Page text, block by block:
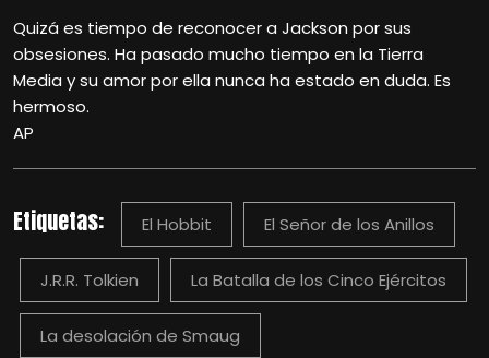
Quizá es tiempo de reconocer a Jackson por sus
obsesiones. Ha pasado mucho tiempo en la Tierra
Media y su amor por ella nunca ha estado en duda. Es
hermoso.
AP
Etiquetas: El Hobbit El Señor de los Anillos
J.R.R. Tolkien La Batalla de los Cinco Ejércitos
La desolación de Smaug